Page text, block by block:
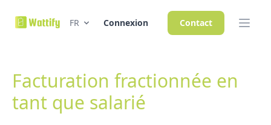
FR Connexion Contact
Facturation fractionnée en
tant que salarié